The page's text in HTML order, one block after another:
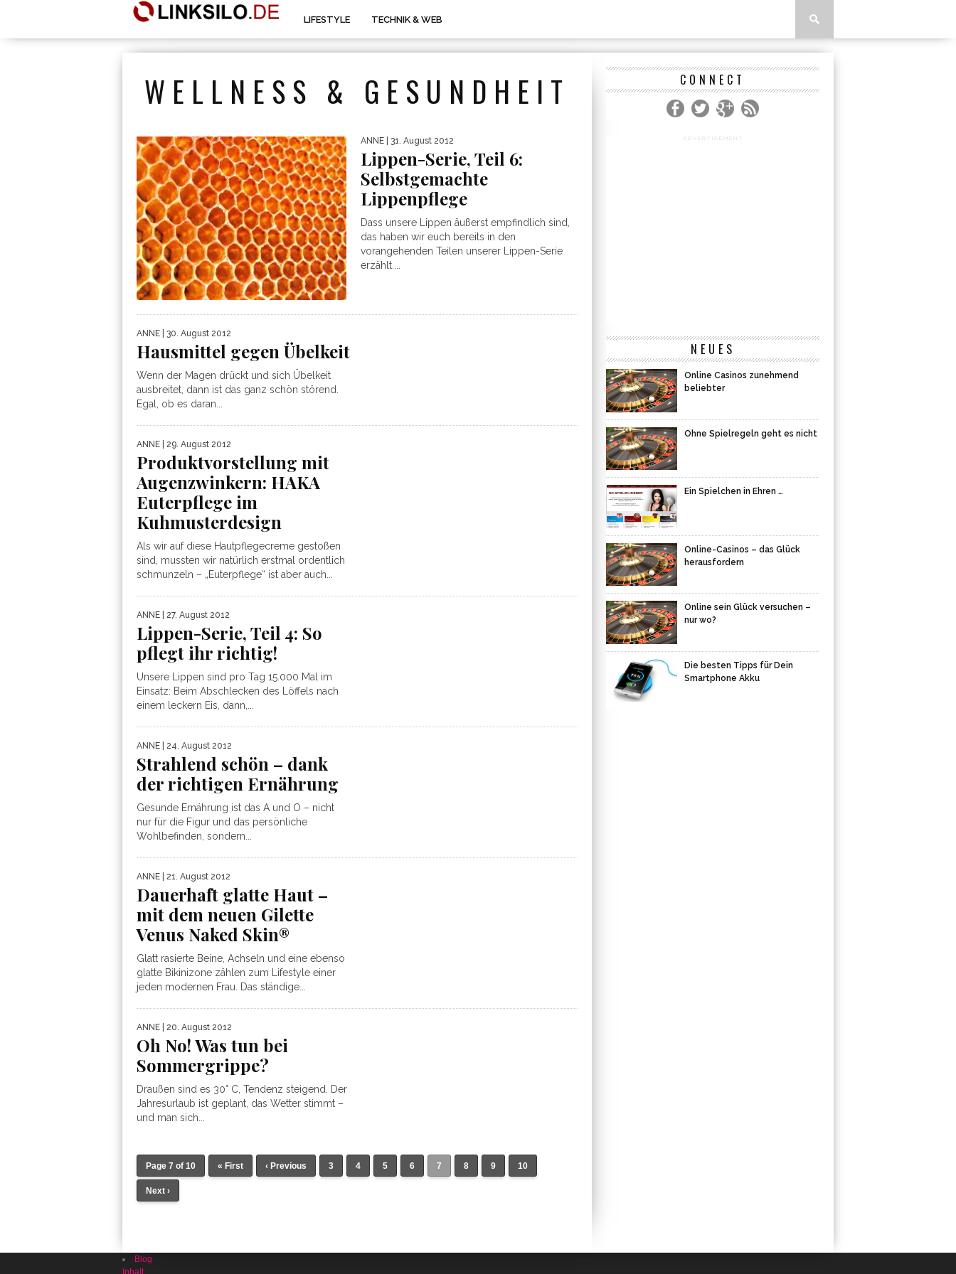
LIFESTYLE TECHNIK & WEB
WELLNESS & GESUNDHEIT
ANNE | 31. August 2012
Lippen-Serie, Teil 6:
Selbstgemachte
Lippenpflege
Dass unsere Lippen äußerst empfindlich sind,
das haben wir euch bereits in den
vorangehenden Teilen unserer Lippen-Serie
erzählt....
ANNE | 30. August 2012
Hausmittel gegen Übelkeit
Wenn der Magen drückt und sich Übelkeit
ausbreitet, dann ist das ganz schön störend.
Egal, ob es daran...
ANNE | 29. August 2012
Produktvorstellung mit
Augenzwinkern: HAKA
Euterpflege im
Kuhmusterdesign
Als wir auf diese Hautpflegecreme gestoßen
sind, mussten wir natürlich erstmal ordentlich
schmunzeln – „Euterpflege“ ist aber auch...
ANNE | 27. August 2012
Lippen-Serie, Teil 4: So
pflegt ihr richtig!
Unsere Lippen sind pro Tag 15.000 Mal im
Einsatz: Beim Abschlecken des Löffels nach
einem leckern Eis, dann,...
ANNE | 24. August 2012
Strahlend schön – dank
der richtigen Ernährung
Gesunde Ernährung ist das A und O – nicht
nur für die Figur und das persönliche
Wohlbefinden, sondern...
ANNE | 21. August 2012
Dauerhaft glatte Haut –
mit dem neuen Gilette
Venus Naked Skin®
Glatt rasierte Beine, Achseln und eine ebenso
glatte Bikinizone zählen zum Lifestyle einer
jeden modernen Frau. Das ständige...
ANNE | 20. August 2012
Oh No! Was tun bei
Sommergrippe?
Draußen sind es 30° C, Tendenz steigend. Der
Jahresurlaub ist geplant, das Wetter stimmt –
und man sich...
Page 7 of 10 « First ‹ Previous 3 4 5 6 7 8 9 10
Next ›
CONNECT
ADVERTISEMENT
NEUES
Online Casinos zunehmend
beliebter
Ohne Spielregeln geht es nicht
Ein Spielchen in Ehren …
Online-Casinos – das Glück
herausfordern
Online sein Glück versuchen –
nur wo?
Die besten Tipps für Dein
Smartphone Akku
Blog
Inhalt